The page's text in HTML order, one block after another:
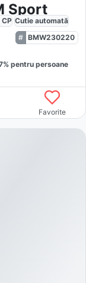
Sport
CP Cutie automată
BMW230220
% pentru persoane
Favorite